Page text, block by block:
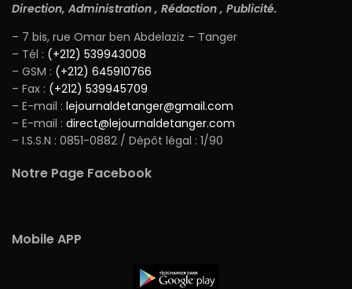
Direction, Administration , Rédaction , Publicité.
– 7 bis, rue Omar ben Abdelaziz – Tanger
– Tél : (+212) 539943008
– GSM : (+212) 645910766
– Fax : (+212) 539945709
– E-mail : lejournaldetanger@gmail.com
– E-mail : direct@lejournaldetanger.com
– I.S.S.N : 0851-0882 / Dépôt légal : 1/90
Notre Page Facebook
Mobile APP